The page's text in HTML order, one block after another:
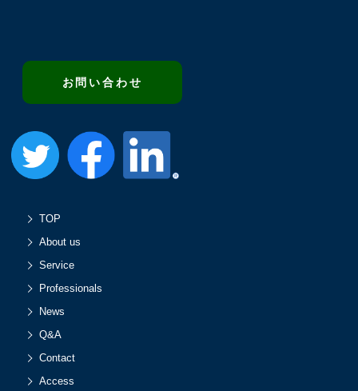
お問い合わせ
TOP
About us
Service
Professionals
News
Q&A
Contact
Access